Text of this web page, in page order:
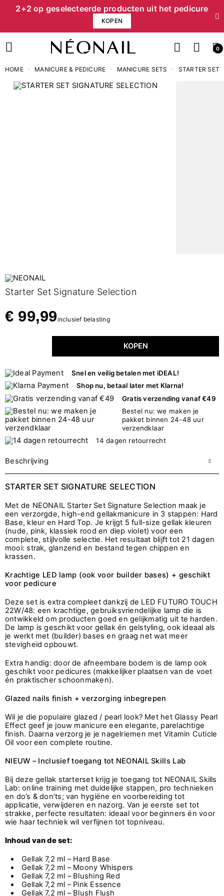
2+2 op geselecteerde producten uit het pedicure
KOPEN
0
HOME MANICURE & PEDICURE MANICURE SETS STARTER SETS
Starter Set Signature Selection
€ 99,99inclusief belasting
KOPEN
Snel en veilig betalen met iDEAL!
Shop nu, betaal later met Klarna!
Gratis verzending vanaf €49
Bestel nu: we maken je
pakket binnen 24-48 uur
verzendklaar
14 dagen retourrecht
Beschrijving
STARTER SET SIGNATURE SELECTION
Met de NEONAIL Starter Set Signature Selection maak je
een verzorgde, high-end gellakmanicure in 3 stappen: Hard
Base, kleur en Hard Top. Je krijgt 5 full-size gellak kleuren
(nude, pink, klassiek rood en diep violet) voor een
complete, stijlvolle selectie. Het resultaat blijft tot 21 dagen
mooi: strak, glanzend en bestand tegen chippen en
krassen.
Krachtige LED lamp (ook voor builder bases) + geschikt
voor pedicure
Deze set is extra compleet dankzij de LED FUTURO TOUCH
22W/48: een krachtige, gebruiksvriendelijke lamp die is
ontwikkeld om producten goed en gelijkmatig uit te harden.
De lamp is geschikt voor gellak én gelstyling, ook ideaal als
je werkt met (builder) bases en graag net wat meer
stevigheid opbouwt.
Extra handig: door de afneembare bodem is de lamp ook
geschikt voor pedicures (makkelijker plaatsen van de voet
én praktischer schoonmaken).
Glazed nails finish + verzorging inbegrepen
Wil je die populaire glazed / pearl look? Met het Glassy Pearl
Effect geef je jouw manicure een elegante, parelachtige
finish. Daarna verzorg je je nagelriemen met Vitamin Cuticle
Oil voor een complete routine.
NIEUW – Inclusief toegang tot NEONAIL Skills Lab
Bij deze gellak starterset krijg je toegang tot NEONAIL Skills
Lab: online training met duidelijke stappen, pro technieken
en do’s & don’ts; van hygiëne en voorbereiding tot
applicatie, verwijderen en nazorg. Van je eerste set tot
strakke, perfecte resultaten: ideaal voor beginners én voor
wie haar techniek wil verfijnen tot topniveau.
Inhoud van de set:
Gellak 7,2 ml – Hard Base
Gellak 7,2 ml – Moony Whispers
Gellak 7,2 ml – Blushing Red
Gellak 7,2 ml – Pink Essence
Gellak 7,2 ml – Blush Flush